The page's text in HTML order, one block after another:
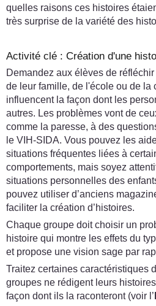
quelles raisons ces histoires
très surprise de la variété des
Activité clé : Création d'une
Demandez aux élèves de
de leur famille, de l'école ou de la
influencent la façon dont les
autres. Les problèmes vont de
comme la paresse, à des
le VIH-SIDA. Vous pouvez les
situations fréquentes liées à
comportements, mais soyez
situations personnelles des
pouvez utiliser d’anciens
faciliter la création d’histoires.
Chaque groupe doit choisir un
histoire qui montre les effets du
et propose une vision sage par
Traitez certaines caractéristiques
groupes ne rédigent leurs
façon dont ils la raconteront (voir l’